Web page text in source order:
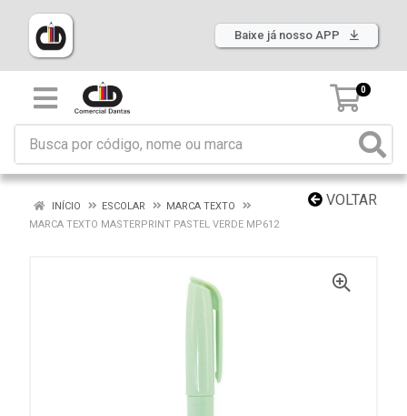
Baixe já nosso APP
0
VOLTAR
INÍCIO ESCOLAR
MARCA TEXTO
MARCA TEXTO MASTERPRINT PASTEL VERDE MP612